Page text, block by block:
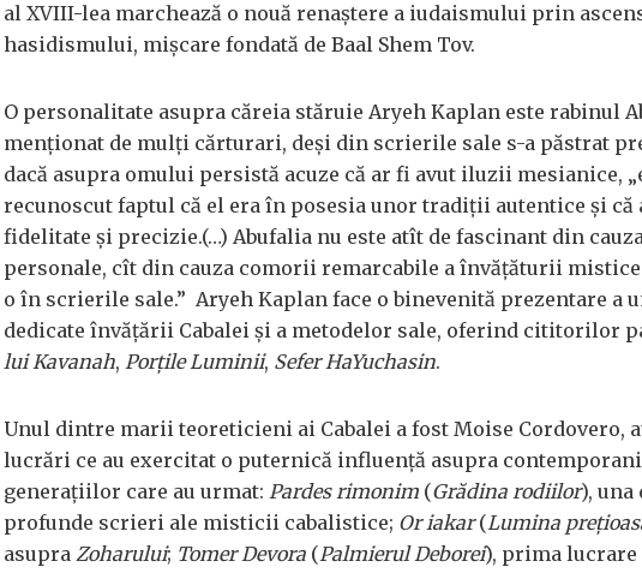
al XVIII-lea marchează o nouă renaștere a iudaismului prin
hasidismului, mișcare fondată de Baal Shem Tov.
O personalitate asupra căreia stăruie Aryeh Kaplan este rabinul
menționat de mulți cărturari, deși din scrierile sale s-a păstrat
dacă asupra omului persistă acuze că ar fi avut iluzii mesianice,
recunoscut faptul că el era în posesia unor tradiții autentice și că
fidelitate și precizie.(…) Abufalia nu este atît de fascinant din
personale, cît din cauza comorii remarcabile a învățăturii
o în scrierile sale.” Aryeh Kaplan face o binevenită prezentare a
dedicate învățării Cabalei și a metodelor sale, oferind cititorilor
lui Kavanah, Porțile Luminii, Sefer HaYuchasin.
Unul dintre marii teoreticieni ai Cabalei a fost Moise Cordovero,
lucrări ce au exercitat o puternică influență asupra
generațiilor care au urmat: Pardes rimonim (Grădina rodiilor), una
profunde scrieri ale misticii cabalistice; Or iakar(Lumina
asupra Zoharului; Tomer Devora (Palmierul Deborei), prima lucrare